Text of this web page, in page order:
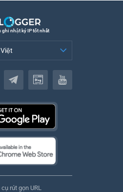
ghi nhật ký IP tốt nhất
cụ rút gọn URL